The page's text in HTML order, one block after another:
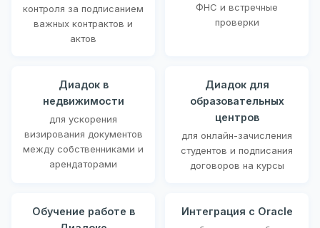
контроля за подписанием
важных контрактов и
актов
ФНС и встречные
проверки
Диадок в
недвижимости
для ускорения
визирования документов
между собственниками и
арендаторами
Диадок для
образовательных
центров
для онлайн-зачисления
студентов и подписания
договоров на курсы
Обучение работе в
Интеграция с Oracle